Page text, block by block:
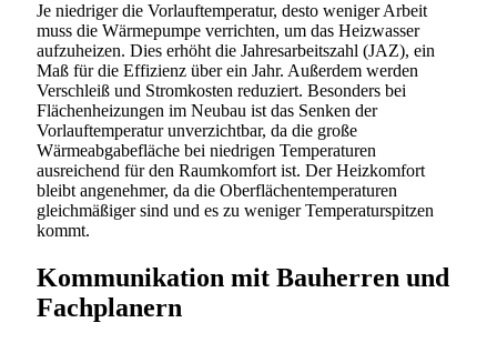
Je niedriger die Vorlauftemperatur, desto weniger Arbeit
muss die Wärmepumpe verrichten, um das Heizwasser
aufzuheizen. Dies erhöht die Jahresarbeitszahl (JAZ), ein
Maß für die Effizienz über ein Jahr. Außerdem werden
Verschleiß und Stromkosten reduziert. Besonders bei
Flächenheizungen im Neubau ist das Senken der
Vorlauftemperatur unverzichtbar, da die große
Wärmeabgabefläche bei niedrigen Temperaturen
ausreichend für den Raumkomfort ist. Der Heizkomfort
bleibt angenehmer, da die Oberflächentemperaturen
gleichmäßiger sind und es zu weniger Temperaturspitzen
kommt.
Kommunikation mit Bauherren und
Fachplanern